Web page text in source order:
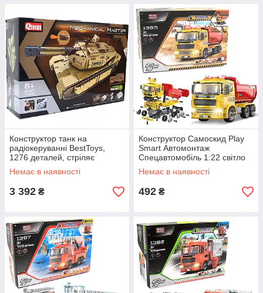
Конструктор танк на
радіокеруванні BestToys,
1276 деталей, стріляє
кульками (9801)
Немає в наявності
3 392 ₴
Конструктор Самоскид Play
Smart Автомонтаж
Спецавтомобіль 1:22 світло
звук викрутка 88 дет (1393)
Немає в наявності
492 ₴